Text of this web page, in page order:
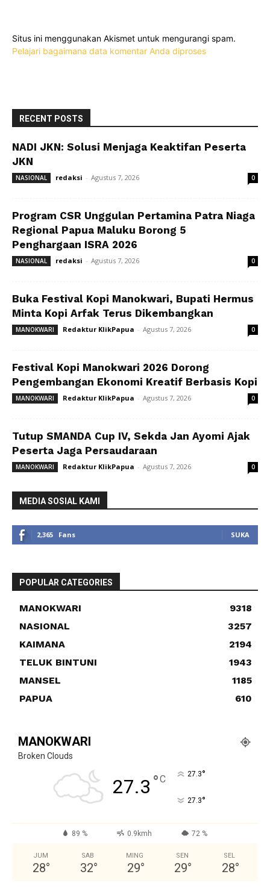
Situs ini menggunakan Akismet untuk mengurangi spam.
Pelajari bagaimana data komentar Anda diproses
RECENT POSTS
NADI JKN: Solusi Menjaga Keaktifan Peserta
JKN
NASIONAL redaksi - Agustus 7, 2026 0
Program CSR Unggulan Pertamina Patra Niaga
Regional Papua Maluku Borong 5
Penghargaan ISRA 2026
NASIONAL redaksi - Agustus 7, 2026 0
Buka Festival Kopi Manokwari, Bupati Hermus
Minta Kopi Arfak Terus Dikembangkan
MANOKWARI Redaktur KlikPapua - Agustus 7, 2026 0
Festival Kopi Manokwari 2026 Dorong
Pengembangan Ekonomi Kreatif Berbasis Kopi
MANOKWARI Redaktur KlikPapua - Agustus 7, 2026 0
Tutup SMANDA Cup IV, Sekda Jan Ayomi Ajak
Peserta Jaga Persaudaraan
MANOKWARI Redaktur KlikPapua - Agustus 7, 2026 0
MEDIA SOSIAL KAMI
2,365 Fans SUKA
POPULAR CATEGORIES
MANOKWARI
9318
NASIONAL
3257
KAIMANA
2194
TELUK BINTUNI
1943
MANSEL
1185
PAPUA
610
MANOKWARI
Broken Clouds
27.3 °C 27.3°
27.3°
89 % 0.9kmh 72 %
JUM
28°
SAB
32°
MING
29°
SEN
29°
SEL
28°